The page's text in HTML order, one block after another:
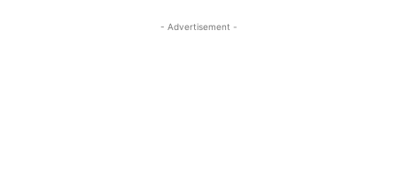
- Advertisement -